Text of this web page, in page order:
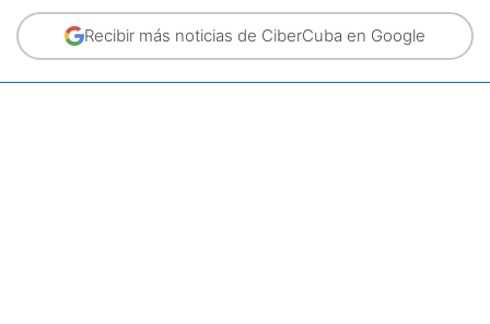
Recibir más noticias de CiberCuba en Google